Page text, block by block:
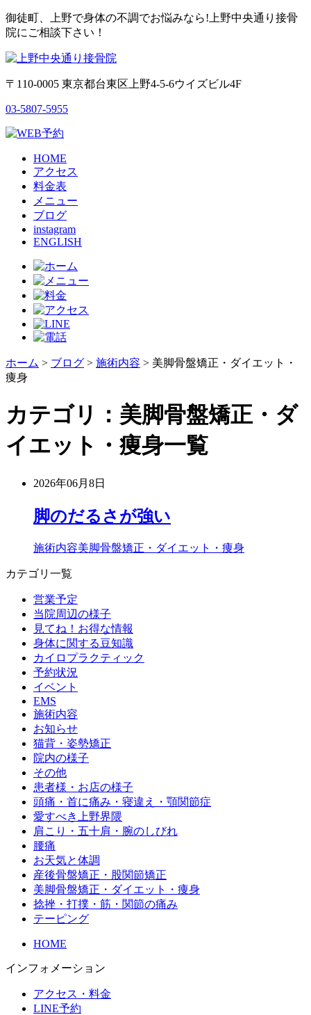
御徒町、上野で身体の不調でお悩みなら!上野中央通り接骨
院にご相談下さい！
〒110-0005 東京都台東区上野4-5-6ウイズビル4F
03-5807-5955
HOME
アクセス
料金表
メニュー
ブログ
instagram
ENGLISH
ホーム > ブログ > 施術内容 > 美脚骨盤矯正・ダイエット・
痩身
カテゴリ：美脚骨盤矯正・ダ
イエット・痩身一覧
2026年06月8日
脚のだるさが強い
施術内容美脚骨盤矯正・ダイエット・痩身
カテゴリ一覧
営業予定
当院周辺の様子
見てね！お得な情報
身体に関する豆知識
カイロプラクティック
予約状況
イベント
EMS
施術内容
お知らせ
猫背・姿勢矯正
院内の様子
その他
患者様・お店の様子
頭痛・首に痛み・寝違え・顎関節症
愛すべき上野界隈
肩こり・五十肩・腕のしびれ
腰痛
お天気と体調
産後骨盤矯正・股関節矯正
美脚骨盤矯正・ダイエット・痩身
捻挫・打撲・筋・関節の痛み
テーピング
HOME
インフォメーション
アクセス・料金
LINE予約